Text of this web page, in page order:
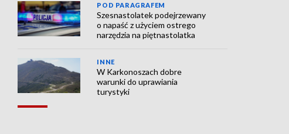
POD PARAGRAFEM
Szesnastolatek podejrzewany
o napaść z użyciem ostrego
narzędzia na piętnastolatka
INNE
W Karkonoszach dobre
warunki do uprawiania
turystyki